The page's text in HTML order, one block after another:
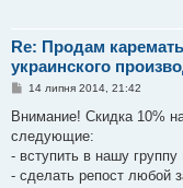
Re: Продам
украинского
П
в
д
о
л
14 липня 2014, 21:42
Внимание! Скидка 10%
следующие:
- вступить в нашу группу
- сделать репост любой